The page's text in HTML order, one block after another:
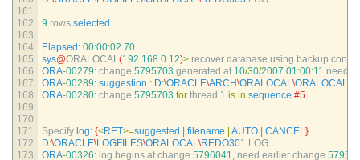
161
162
163
164
165
166
167
168
169
170
171
172
173
9 rows selected .
Elapsed : 00:00:02.70
sys@ORALOCAL(192.168.0.12)> recover database using backup
ORA-00279: change 5795703 generated at 10/30/2007 01:00:11
ORA-00289: suggestion : D:\ORACLE\ARCH\ORALOCAL\
ORA-00280: change 5795703 for thread 1 is in sequence #5
Specify log: {<RET>=suggested filename AUTO CANCEL}
D:\ORACLE\LOGFILES\ORALOCAL\REDO301.LOG
ORA-00326: log begins at change 5796041, need earlier change